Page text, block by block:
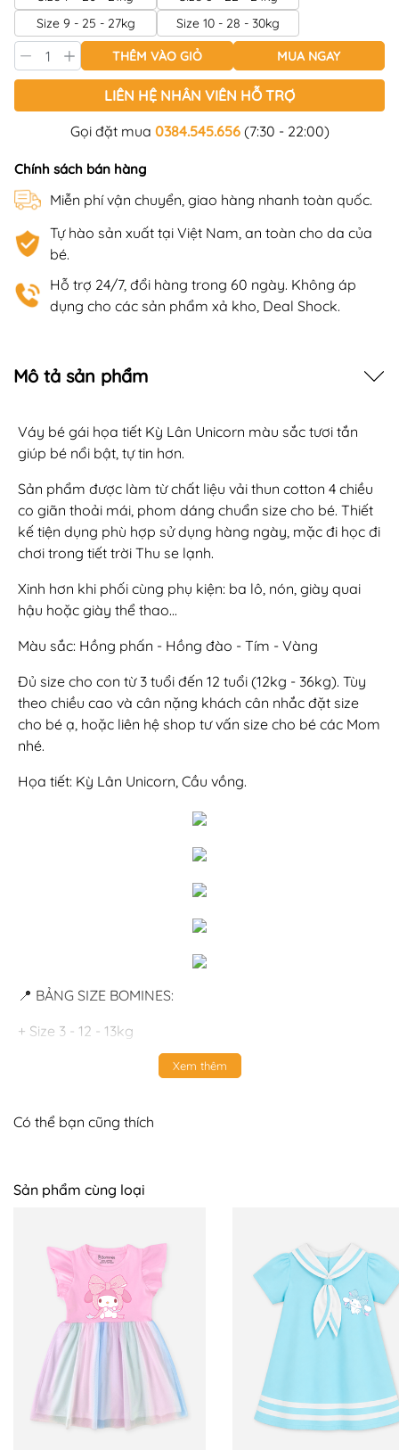
Size 9 - 25 - 27kg
Size 10 - 28 - 30kg
THÊM VÀO GIỎ MUA NGAY
LIÊN HỆ NHÂN VIÊN HỖ TRỢ
Gọi đặt mua 0384.545.656(7:30 - 22:00)
Chính sách bán hàng
Miễn phí vận chuyển, giao hàng nhanh toàn quốc.
Tự hào sản xuất tại Việt Nam, an toàn cho da của
bé.
Hỗ trợ 24/7, đổi hàng trong 60 ngày. Không áp
dụng cho các sản phẩm xả kho, Deal Shock.
Mô tả sản phẩm
Váy bé gái họa tiết Kỳ Lân Unicorn màu sắc tươi tắn
giúp bé nổi bật, tự tin hơn.
Sản phẩm được làm từ chất liệu vải thun cotton 4 chiều
co giãn thoải mái, phom dáng chuẩn size cho bé. Thiết
kế tiện dụng phù hợp sử dụng hàng ngày, mặc đi học đi
chơi trong tiết trời Thu se lạnh.
Xinh hơn khi phối cùng phụ kiện: ba lô, nón, giày quai
hậu hoặc giày thể thao...
Màu sắc: Hồng phấn - Hồng đào - Tím - Vàng
Đủ size cho con từ 3 tuổi đến 12 tuổi (12kg - 36kg). Tùy
theo chiều cao và cân nặng khách cân nhắc đặt size
cho bé ạ, hoặc liên hệ shop tư vấn size cho bé các Mom
nhé.
Họa tiết: Kỳ Lân Unicorn, Cầu vồng.
📍 BẢNG SIZE BOMINES:
+ Size 3 - 12 - 13kg
+ Size 9 - 25 - 27kg
+ Size 10 - 28 - 30kg
+ Size 12 - 31 - 36kg (nhắn tin)
📍 BOMINES CAM KẾT BẢO HÀNH:
+ Hỗ trợ đổi trả 7 ngày trên toàn quốc, mẹ yên tâm
Xem thêm
Có thể bạn cũng thích
Sản phẩm cùng loại